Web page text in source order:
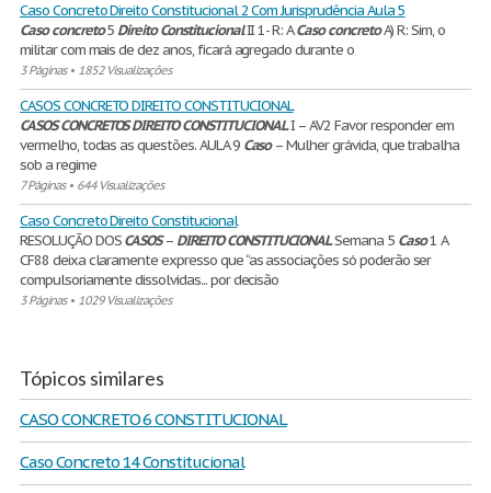
Caso Concreto Direito Constitucional 2 Com Jurisprudência Aula 5
Caso concreto5 Direito ConstitucionalII 1- R: ACaso concretoA) R: Sim, o
militar com mais de dez anos, ficará agregado durante o
3 Páginas• 1852 Visualizações
CASOS CONCRETO DIREITO CONSTITUCIONAL
CASOSCONCRETOS DIREITO CONSTITUCIONALI – AV2 Favor responder em
vermelho, todas as questões. AULA 9 Caso– Mulher grávida, que trabalha
sob a regime
7 Páginas• 644 Visualizações
Caso Concreto Direito Constitucional
RESOLUÇÃO DOSCASOS– DIREITOCONSTITUCIONALSemana 5 Caso1 A
CF88 deixa claramente expresso que “as associações só poderão ser
compulsoriamente dissolvidas... por decisão
3 Páginas• 1029 Visualizações
Tópicos similares
CASO CONCRETO 6 CONSTITUCIONAL
Caso Concreto 14 Constitucional